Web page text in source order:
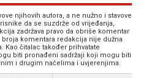
njihovih autora, a ne nužno i stavove
da se suzdrže od vrijeđanja,
zadržava pravo da obriše komentar
komentara redakcija nije dužna
Kao čitalac također prihvatate
biti pronađeni sadržaji koji mogu biti
i drugim načelima i uvjerenjima.